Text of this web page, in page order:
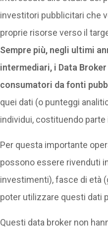
investitori pubblicitari che
proprie risorse verso il
Sempre più, negli ultimi
intermediari, i Data
consumatori da fonti
quei dati (o punteggi
individui, costituendo parte
Per questa importante
possono essere rivenduti
investimenti), fasce di età
poter utilizzare questi dati
Questi data broker non